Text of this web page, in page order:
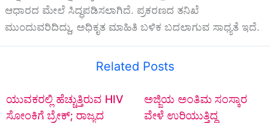
ಆಧಾರದ ಮೇಲೆ ಸಿದ್ಧಪಡಿಸಲಾಗಿದೆ. ಪ್ರಕರಣದ ತನಿಖೆ
ಮುಂದುವರಿದಿದ್ದು, ಅಧಿಕೃತ ಮಾಹಿತಿ ಬಳಿಕ ಬದಲಾಗುವ ಸಾಧ್ಯತೆ ಇದೆ.
Related Posts
ಯುವಕರಲ್ಲಿ ಹೆಚ್ಚುತ್ತಿರುವ HIV
ಸೋಂಕಿಗೆ ಬ್ರೇಕ್; ರಾಜ್ಯದ
ಅಜ್ಜಿಯ ಅಂತಿಮ ಸಂಸ್ಕಾರ
ವೇಳೆ ಉರಿಯುತ್ತಿದ್ದ